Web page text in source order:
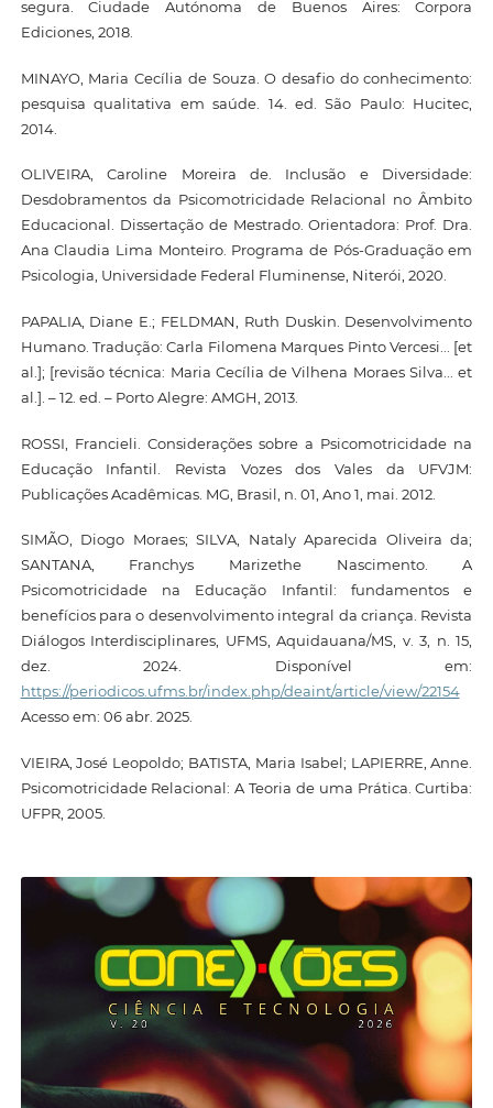
segura. Ciudade Autónoma de Buenos Aires: Corpora
Ediciones, 2018.
MINAYO, Maria Cecília de Souza. O desafio do conhecimento:
pesquisa qualitativa em saúde. 14. ed. São Paulo: Hucitec,
2014.
OLIVEIRA, Caroline Moreira de. Inclusão e Diversidade:
Desdobramentos da Psicomotricidade Relacional no Âmbito
Educacional. Dissertação de Mestrado. Orientadora: Prof. Dra.
Ana Claudia Lima Monteiro. Programa de Pós-Graduação em
Psicologia, Universidade Federal Fluminense, Niterói, 2020.
PAPALIA, Diane E.; FELDMAN, Ruth Duskin. Desenvolvimento
Humano. Tradução: Carla Filomena Marques Pinto Vercesi... [et
al.]; [revisão técnica: Maria Cecília de Vilhena Moraes Silva... et
al.]. – 12. ed. – Porto Alegre: AMGH, 2013.
ROSSI, Francieli. Considerações sobre a Psicomotricidade na
Educação Infantil. Revista Vozes dos Vales da UFVJM:
Publicações Acadêmicas. MG, Brasil, n. 01, Ano 1, mai. 2012.
SIMÃO, Diogo Moraes; SILVA, Nataly Aparecida Oliveira da;
SANTANA, Franchys Marizethe Nascimento. A
Psicomotricidade na Educação Infantil: fundamentos e
benefícios para o desenvolvimento integral da criança. Revista
Diálogos Interdisciplinares, UFMS, Aquidauana/MS, v. 3, n. 15,
dez. 2024. Disponível em:
https://periodicos.ufms.br/index.php/deaint/article/view/22154
Acesso em: 06 abr. 2025.
VIEIRA, José Leopoldo; BATISTA, Maria Isabel; LAPIERRE, Anne.
Psicomotricidade Relacional: A Teoria de uma Prática. Curtiba:
UFPR, 2005.